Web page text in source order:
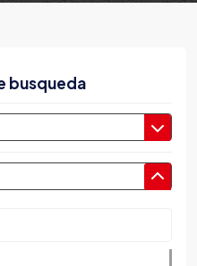
busqueda